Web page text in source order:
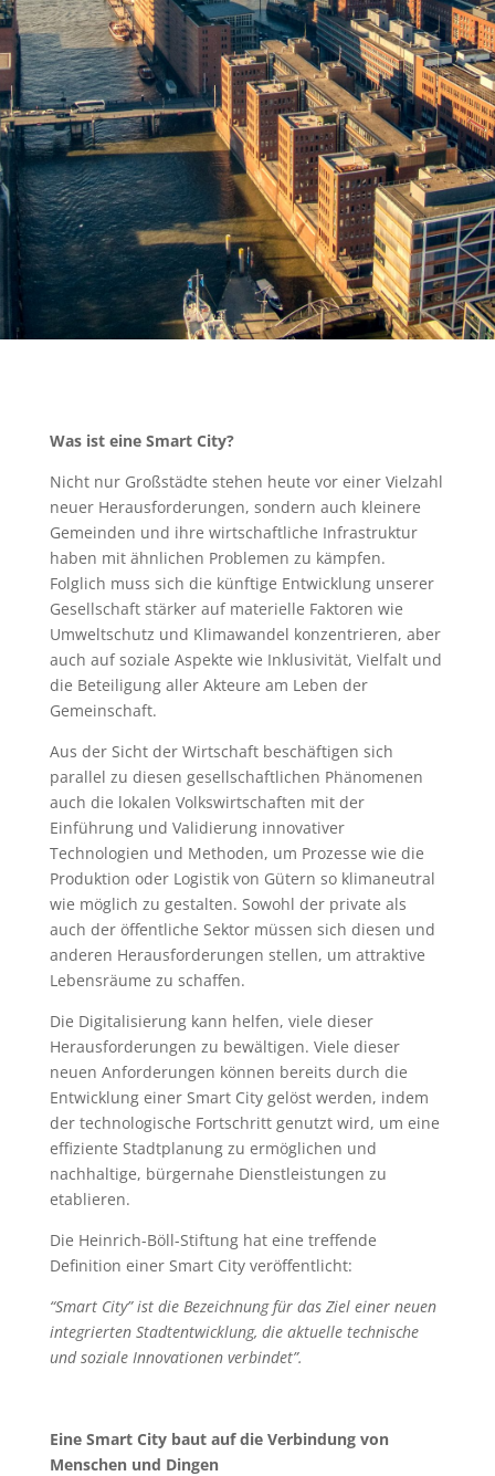
Was ist eine Smart City?
Nicht nur Großstädte stehen heute vor einer Vielzahl
neuer Herausforderungen, sondern auch kleinere
Gemeinden und ihre wirtschaftliche Infrastruktur
haben mit ähnlichen Problemen zu kämpfen.
Folglich muss sich die künftige Entwicklung unserer
Gesellschaft stärker auf materielle Faktoren wie
Umweltschutz und Klimawandel konzentrieren, aber
auch auf soziale Aspekte wie Inklusivität, Vielfalt und
die Beteiligung aller Akteure am Leben der
Gemeinschaft.
Aus der Sicht der Wirtschaft beschäftigen sich
parallel zu diesen gesellschaftlichen Phänomenen
auch die lokalen Volkswirtschaften mit der
Einführung und Validierung innovativer
Technologien und Methoden, um Prozesse wie die
Produktion oder Logistik von Gütern so klimaneutral
wie möglich zu gestalten. Sowohl der private als
auch der öffentliche Sektor müssen sich diesen und
anderen Herausforderungen stellen, um attraktive
Lebensräume zu schaffen.
Die Digitalisierung kann helfen, viele dieser
Herausforderungen zu bewältigen. Viele dieser
neuen Anforderungen können bereits durch die
Entwicklung einer Smart City gelöst werden, indem
der technologische Fortschritt genutzt wird, um eine
effiziente Stadtplanung zu ermöglichen und
nachhaltige, bürgernahe Dienstleistungen zu
etablieren.
Die Heinrich-Böll-Stiftung hat eine treffende
Definition einer Smart City veröffentlicht:
“Smart City” ist die Bezeichnung für das Ziel einer neuen
integrierten Stadtentwicklung, die aktuelle technische
und soziale Innovationen verbindet”.
Eine Smart City baut auf die Verbindung von
Menschen und Dingen